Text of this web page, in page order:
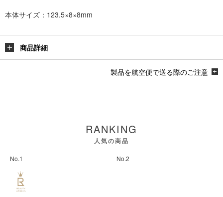
本体サイズ：123.5×8×8mm
商品詳細
製品を航空便で送る際のご注意
RANKING
人気の商品
No.1 No.2